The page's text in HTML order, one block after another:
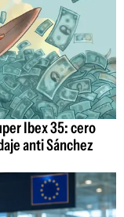
Ibex 35: cero
anti Sánchez